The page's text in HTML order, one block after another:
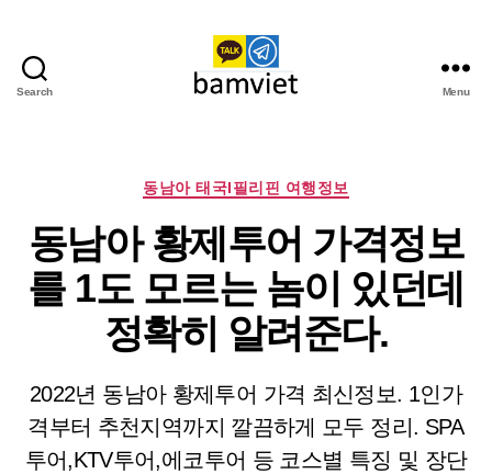
Search
라
케
I
황
제
투
어
Menu
Categories
동남아 태국I필리핀 여행정보
동남아 황제투어 가격정보
를 1도 모르는 놈이 있던데
정확히 알려준다.
2022년 동남아 황제투어 가격 최신정보. 1인가
격부터 추천지역까지 깔끔하게 모두 정리. SPA
투어,KTV투어,에코투어 등 코스별 특징 및 장단